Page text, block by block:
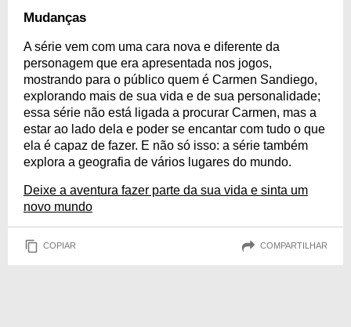
Mudanças
A série vem com uma cara nova e diferente da
personagem que era apresentada nos jogos,
mostrando para o público quem é Carmen Sandiego,
explorando mais de sua vida e de sua personalidade;
essa série não está ligada a procurar Carmen, mas a
estar ao lado dela e poder se encantar com tudo o que
ela é capaz de fazer. E não só isso: a série também
explora a geografia de vários lugares do mundo.
Deixe a aventura fazer parte da sua vida e sinta um
novo mundo
COPIAR COMPARTILHAR